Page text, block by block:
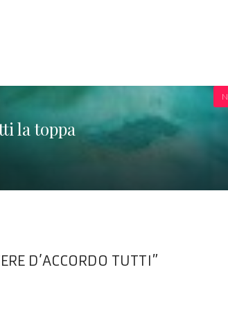
la toppa
D’ACCORDO TUTTI”